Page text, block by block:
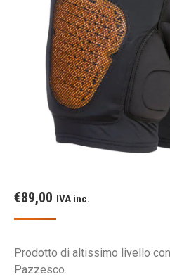
€89,00 IVA inc.
Prodotto di altissimo livello
Pazzesco.